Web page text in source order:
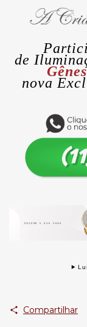
de
nova
Compartilhar